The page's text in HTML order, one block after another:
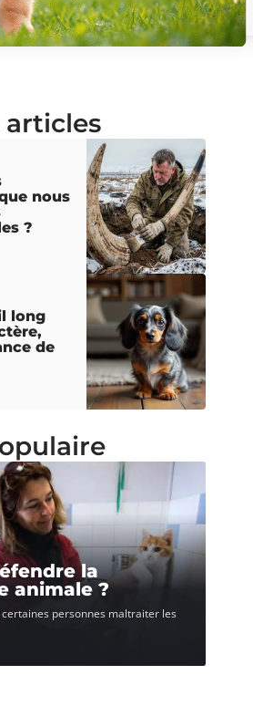
articles
nous
?
long
de
la
animale ?
certaines personnes maltraiter les